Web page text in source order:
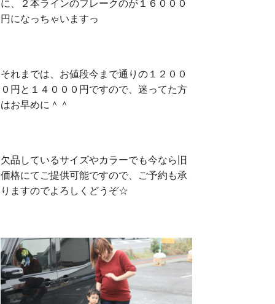
円になっちゃいますっ
それまでは、お値段今まで通りの１２００
０円と１４０００円ですので、迷ってた方
はお早めに＾＾
欠品しているサイズやカラーでも今なら旧
価格にてご提供可能ですので、ご予約も承
りますのでよろしくどうぞ☆